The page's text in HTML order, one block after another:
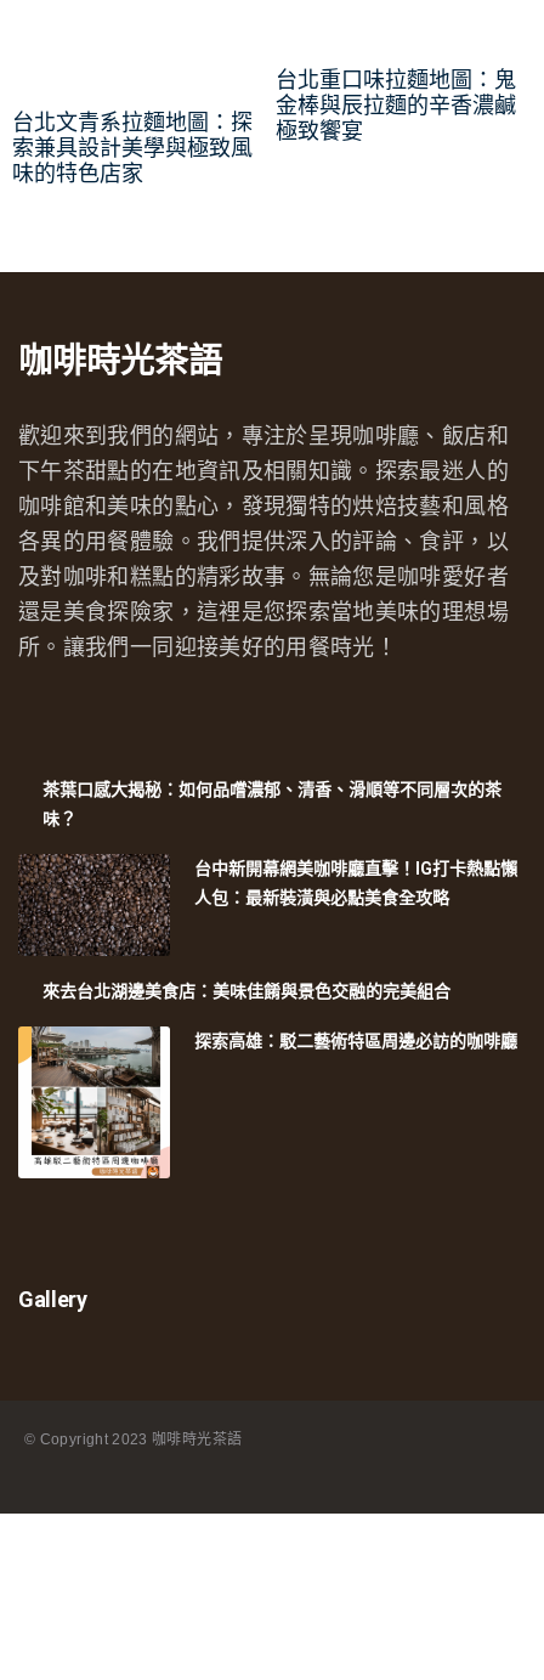
台北文青系拉麵地圖：探
索兼具設計美學與極致風
味的特色店家
台北重口味拉麵地圖：鬼
金棒與辰拉麵的辛香濃鹹
極致饗宴
咖啡時光茶語
歡迎來到我們的網站，專注於呈現咖啡廳、飯店和
下午茶甜點的在地資訊及相關知識。探索最迷人的
咖啡館和美味的點心，發現獨特的烘焙技藝和風格
各異的用餐體驗。我們提供深入的評論、食評，以
及對咖啡和糕點的精彩故事。無論您是咖啡愛好者
還是美食探險家，這裡是您探索當地美味的理想場
所。讓我們一同迎接美好的用餐時光！
茶葉口感大揭秘：如何品嚐濃郁、清香、滑順等不同層次的茶
味？
台中新開幕網美咖啡廳直擊！IG打卡熱點懶
人包：最新裝潢與必點美食全攻略
來去台北湖邊美食店：美味佳餚與景色交融的完美組合
探索高雄：駁二藝術特區周邊必訪的咖啡廳
Gallery
© Copyright2023 咖啡時光茶語